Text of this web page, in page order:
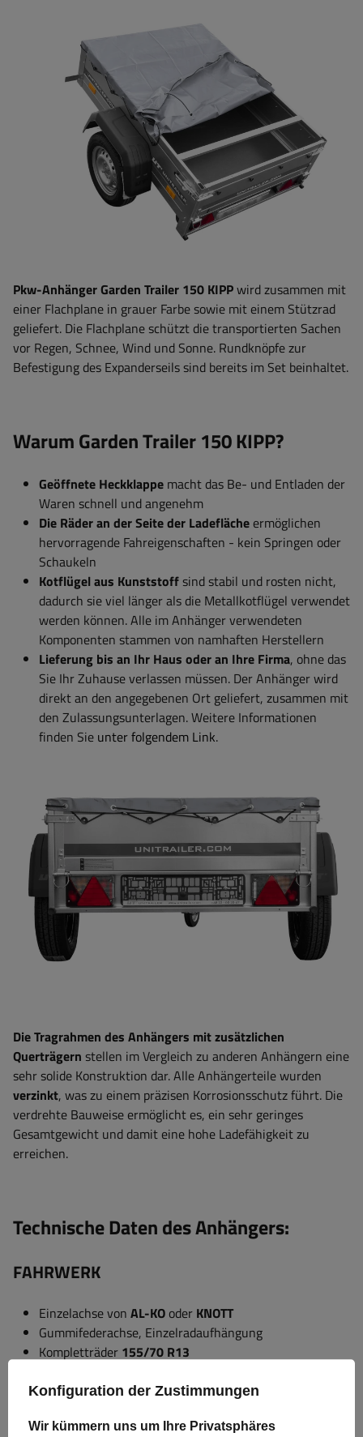
Pkw-Anhänger Garden Trailer 150 KIPPwird zusammen mit
einer Flachplane in grauer Farbe sowie mit einem Stützrad
geliefert. Die Flachplane schützt die transportierten Sachen
vor Regen, Schnee, Wind und Sonne. Rundknöpfe zur
Befestigung des Expanderseils sind bereits im Set beinhaltet.
Warum Garden Trailer 150 KIPP?
Geöffnete Heckklappe macht das Be- und Entladen der
Waren schnell und angenehm
Die Räder an der Seite der Ladefläche ermöglichen
hervorragende Fahreigenschaften - kein Springen oder
Schaukeln
Kotflügel aus Kunststoffsind stabil und rosten nicht,
dadurch sie viel länger als die Metallkotflügel verwendet
werden können. Alle im Anhänger verwendeten
Komponenten stammen von namhaften Herstellern
Lieferung bis an Ihr Haus oder an Ihre Firma, ohne das
Sie Ihr Zuhause verlassen müssen. Der Anhänger wird
direkt an den angegebenen Ort geliefert, zusammen mit
den Zulassungsunterlagen. Weitere Informationen
finden Sie unter folgendem Link.
Die Tragrahmen des Anhängers mit zusätzlichen
Querträgern stellen im Vergleich zu anderen Anhängern eine
sehr solide Konstruktion dar. Alle Anhängerteile wurden
verzinkt, was zu einem präzisen Korrosionsschutz führt. Die
verdrehte Bauweise ermöglicht es, ein sehr geringes
Gesamtgewicht und damit eine hohe Ladefähigkeit zu
erreichen.
Technische Daten des Anhängers:
FAHRWERK
Einzelachse von AL-KO oder KNOTT
Gummifederachse, Einzelradaufhängung
Kompletträder 155/70 R13
Konfiguration der Zustimmungen
Wir kümmern uns um Ihre Privatsphäres